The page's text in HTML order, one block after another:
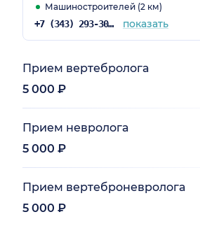
Машиностроителей (2 км)
+7 (343) 293-30-54 показать
Прием вертебролога
5 000 ₽
Прием невролога
5 000 ₽
Прием вертеброневролога
5 000 ₽